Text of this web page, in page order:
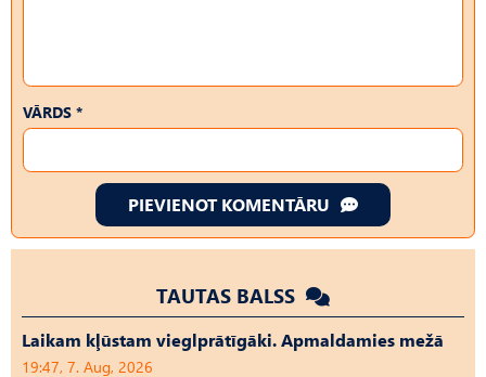
VĀRDS *
PIEVIENOT KOMENTĀRU
TAUTAS BALSS
Laikam kļūstam vieglprātīgāki. Apmaldamies mežā
19:47, 7. Aug, 2026